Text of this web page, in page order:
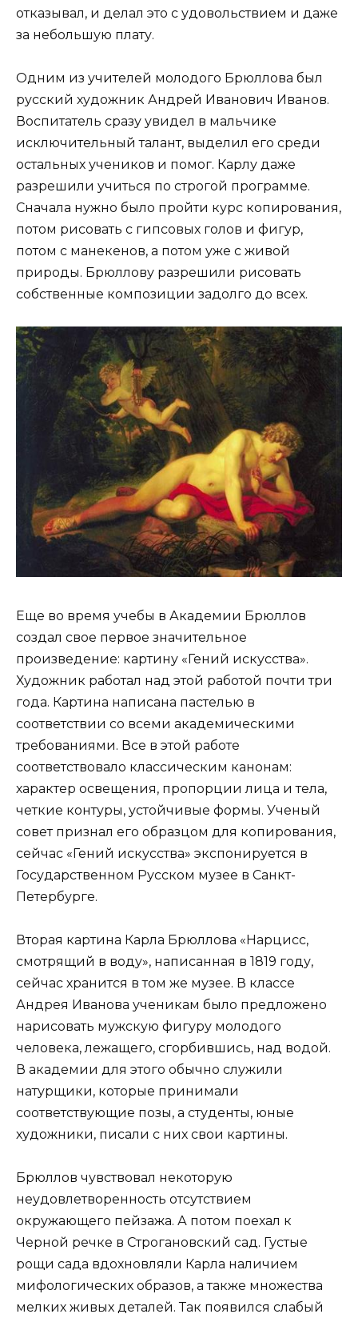
отказывал, и делал это с удовольствием и даже
за небольшую плату.
Одним из учителей молодого Брюллова был
русский художник Андрей Иванович Иванов.
Воспитатель сразу увидел в мальчике
исключительный талант, выделил его среди
остальных учеников и помог. Карлу даже
разрешили учиться по строгой программе.
Сначала нужно было пройти курс копирования,
потом рисовать с гипсовых голов и фигур,
потом с манекенов, а потом уже с живой
природы. Брюллову разрешили рисовать
собственные композиции задолго до всех.
Еще во время учебы в Академии Брюллов
создал свое первое значительное
произведение: картину «Гений искусства».
Художник работал над этой работой почти три
года. Картина написана пастелью в
соответствии со всеми академическими
требованиями. Все в этой работе
соответствовало классическим канонам:
характер освещения, пропорции лица и тела,
четкие контуры, устойчивые формы. Ученый
совет признал его образцом для копирования,
сейчас «Гений искусства» экспонируется в
Государственном Русском музее в Санкт-
Петербурге.
Вторая картина Карла Брюллова «Нарцисс,
смотрящий в воду», написанная в 1819 году,
сейчас хранится в том же музее. В классе
Андрея Иванова ученикам было предложено
нарисовать мужскую фигуру молодого
человека, лежащего, сгорбившись, над водой.
В академии для этого обычно служили
натурщики, которые принимали
соответствующие позы, а студенты, юные
художники, писали с них свои картины.
Брюллов чувствовал некоторую
неудовлетворенность отсутствием
окружающего пейзажа. А потом поехал к
Черной речке в Строгановский сад. Густые
рощи сада вдохновляли Карла наличием
мифологических образов, а также множества
мелких живых деталей. Так появился слабый